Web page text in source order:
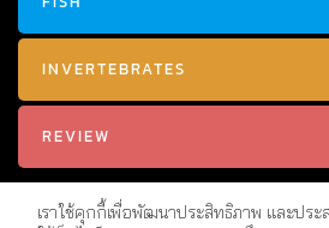
INVERTEBRATES
REVIEW
เราใช้คุกกี้เพื่อพัฒนาประสิทธิภาพ และปร